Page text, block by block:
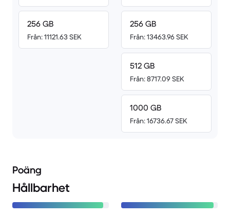
256 GB
Från: 11121.63 SEK
256 GB
Från: 13463.96 SEK
512 GB
Från: 8717.09 SEK
1000 GB
Från: 16736.67 SEK
Poäng
Hållbarhet